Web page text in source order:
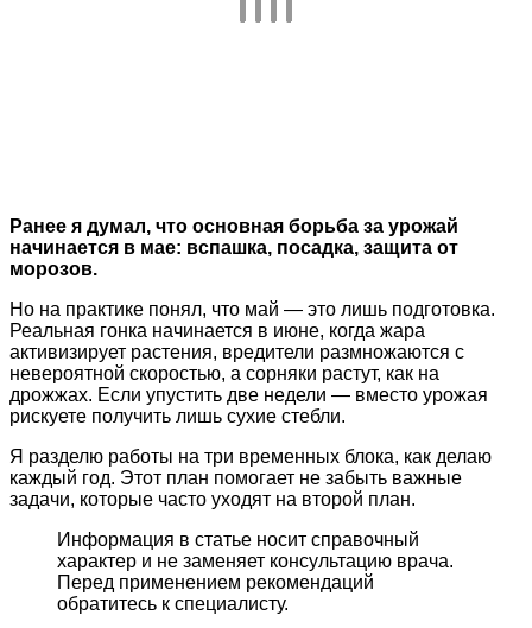
Ранее я думал, что основная борьба за урожай
начинается в мае: вспашка, посадка, защита от
морозов.
Но на практике понял, что май — это лишь подготовка.
Реальная гонка начинается в июне, когда жара
активизирует растения, вредители размножаются с
невероятной скоростью, а сорняки растут, как на
дрожжах. Если упустить две недели — вместо урожая
рискуете получить лишь сухие стебли.
Я разделю работы на три временных блока, как делаю
каждый год. Этот план помогает не забыть важные
задачи, которые часто уходят на второй план.
Информация в статье носит справочный
характер и не заменяет консультацию врача.
Перед применением рекомендаций
обратитесь к специалисту.